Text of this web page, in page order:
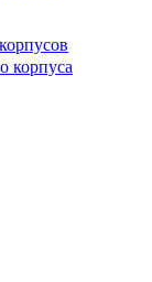
корпуса